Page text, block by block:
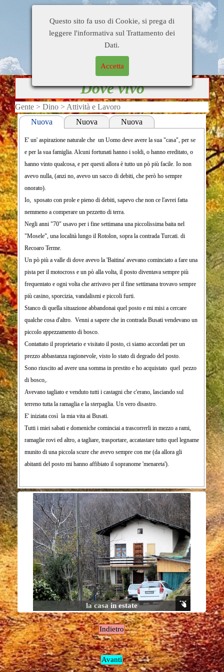
Dove vivo
Gente > Dino > Attività e Lavoro
Nuova
Nuova
Nuova
E' un' aspirazione naturale che un Uomo deve avere la sua "casa", per se
e per la sua famiglia. Alcuni fortunati hanno i soldi, o hanno ereditato, o
hanno vinto qualcosa, e per questi allora è tutto un pò più facile. Io non
avevo nulla, (anzi no, avevo un sacco di debiti, che però ho sempre
onorato).
Io, sposato con prole e pieno di debiti, sapevo che non ce l'avrei fatta
nemmeno a comperare un pezzetto di terra.
Negli anni "70" usavo per i fine settimana una piccolissima baita nel
"Mosele", una località lungo il Rotolon, sopra la contrada Turcati. di
Recoaro Terme.
Un pò più a valle di dove avevo la 'Baitina' avevano cominciato a fare una
pista per il motocross e un pò alla volta, il posto diventava sempre più
frequentato e ogni volta che arrivavo per il fine settimana trovavo sempre
più casino, sporcizia, vandalismi e piccoli furti.
Stanco di quella situazione abbandonai quel posto e mi misi a cercare
qualche cosa d'altro. Venni a sapere che in contrada Busati vendevano un
piccolo appezzamento di bosco.
Contattato il proprietario e visitato il posto, ci siamo accordati per un
prezzo abbastanza ragionevole, visto lo stato di degrado del posto.
Sono riuscito ad avere una somma in prestito e ho acquistato quel pezzo
di bosco,.
Avevano tagliato e venduto tutti i castagni che c'erano, lasciando sul
terreno tutta la ramaglia e la sterpaglia. Un vero disastro.
E' iniziata così la mia vita ai Busati.
Tutti i miei sabati e domeniche cominciai a trascorrerli in mezzo a rami,
ramaglie rovi ed altro, a tagliare, trasportare, accatastare tutto quel legname
munito di una piccola scure che avevo sempre con me (da allora gli
abitanti del posto mi hanno affibiato il sopranome 'menareta').
Pian pianino mi sono fatto una piccola 'baracca' di legno e lamiera dove
potermi riparare e lavorare in caso di cattivo tempo.
Quando avevo un pò di soldi, comperavo del materiale; cemento, sabbia,
blocchi ecc. e facevo caricare il tutto su un piccolo camion,
(costava più il trasporto del materiale) e poi, a volte con l'aiuto di qualche
esperto, o il più delle volte da solo, mettevo in opera quanto avevo
procurato.
Nel frattempo ho imparato un pò a fare il muratore, il falegname,
l'idraulico, l'elettricista e così mi sono fatto da solo quello che serviva.
Sono andato avanti così per anni, ma un pò alla volta, sono arrivato alla
fine.
Ora finalmente posso godermi la mia casa, costruita con sacrifici e molto
lavoro, tra i verdi boschi delle prealpi venete, a 750 mt. s.l.m. sulle alture
di Recoaro Terme, a un centinaio di mt. dalla contrada Busati, in mezzo a
piante di castagni e faggi.
Settimana dopo settimana, mese dopo mese, anno dopo
anno, nei primi anni 80 sono finalmente riuscito a
rendere abitabile il piano terra della casa e a trasferirvi
la mia residenza, poichè nel frattempo mi ero separato.
Era però quasi impossibile viverci, senza
riscaldamento, praticamente senza servizi e
contemporaneamente andare ogni giorno a Valdagno a
lavorare, così ho preso in affito una specie di
appartamentino a Valdagno.
Continuavo però a venire ogni sabato e domenica ai
Busati per proseguire i lavori sulla casa.
Sono andato avanti così fino alla fine del 1993, quando
finalmente sono andato in pensione e mi sono
definitivamente trasferito ai Busati.
la casa in estate
Indietro
Avanti
Questo sito fa uso di Cookie, si prega di
leggere l'informativa sul Trattamento dei
Dati.
Accetta